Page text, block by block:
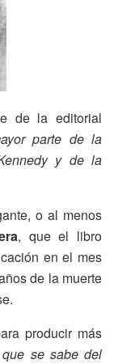
de la editorial
parte de la
y de la
o al menos
, que el libro
en el mes
de la muerte
producir más
se sabe del